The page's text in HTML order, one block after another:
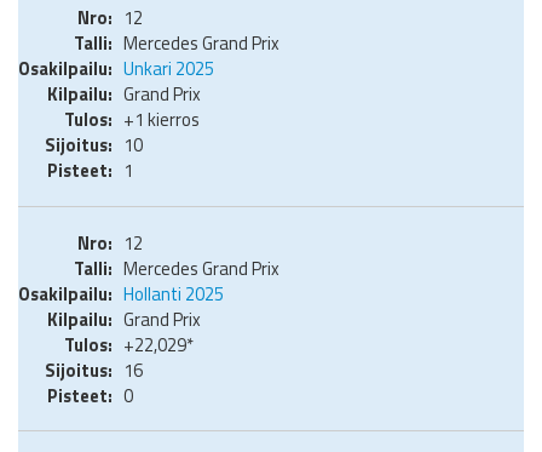
12
Mercedes Grand Prix
Unkari 2025
Grand Prix
+1 kierros
10
1
12
Mercedes Grand Prix
Hollanti 2025
Grand Prix
+22,029*
16
0